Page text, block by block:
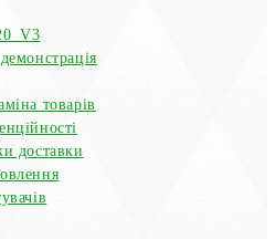
демонстрація
товарів
доставки